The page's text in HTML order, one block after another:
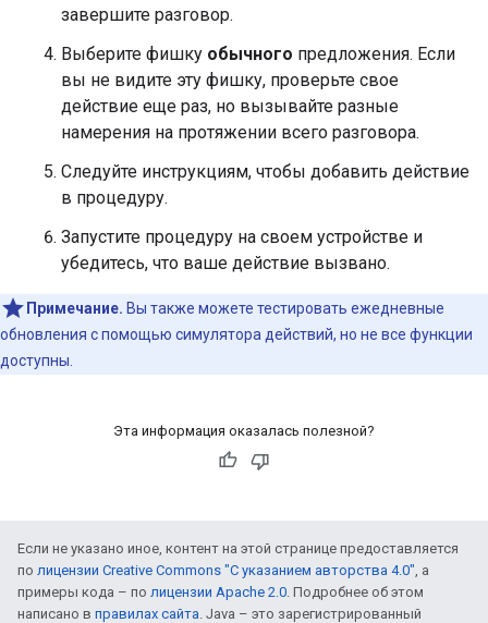
завершите разговор.
Выберите фишку обычного предложения. Если
вы не видите эту фишку, проверьте свое
действие еще раз, но вызывайте разные
намерения на протяжении всего разговора.
Следуйте инструкциям, чтобы добавить действие
в процедуру.
Запустите процедуру на своем устройстве и
убедитесь, что ваше действие вызвано.
Примечание. Вы также можете тестировать ежедневные
обновления с помощью симулятора действий, но не все функции
доступны.
Эта информация оказалась полезной?
Если не указано иное, контент на этой странице предоставляется
по лицензии Creative Commons "С указанием авторства 4.0", а
примеры кода – по лицензии Apache 2.0. Подробнее об этом
написано в правилах сайта. Java – это зарегистрированный